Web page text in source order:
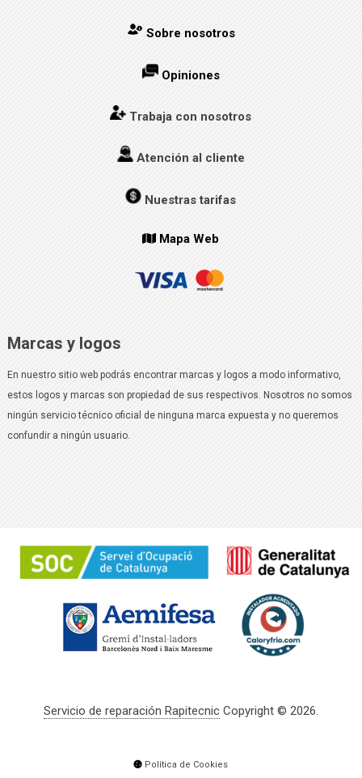
Sobre nosotros
Opiniones
Trabaja con nosotros
Atención al cliente
Nuestras tarifas
Mapa Web
Marcas y logos
En nuestro sitio web podrás encontrar marcas y logos a modo informativo,
estos logos y marcas son propiedad de sus respectivos. Nosotros no somos
ningún servicio técnico oficial de ninguna marca expuesta y no queremos
confundir a ningún usuario.
Servicio de reparación RapitecnicCopyright © 2026.
Política de Cookies